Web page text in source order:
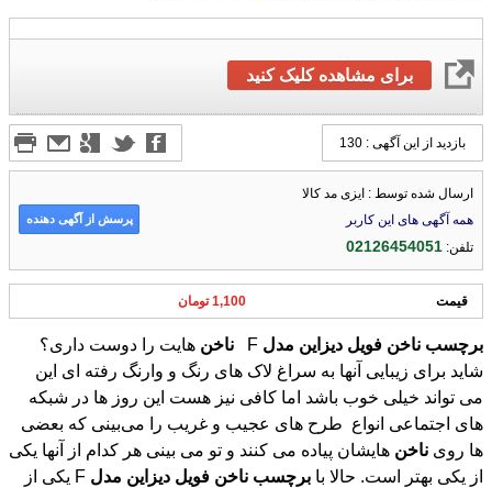
برای مشاهده کلیک کنید
بازدید از این آگهی : 130
ارسال شده توسط : ایزی مد کالا
همه آگهی های این کاربر
تلفن:02126454051
پرسش از آگهی دهنده
قیمت 1,100 تومان
برچسب ناخن فویل دیزاین مدل ناخن هایت را دوست داری؟
شاید برای زیبایی آنها به سراغ لاک های رنگ و وارنگ رفته ای این
می تواند خیلی خوب باشد اما کافی نیز هست این روز ها در شبکه
های اجتماعی انواع طرح های عجیب و غریب را می‌بینی که بعضی
ها روی ناخن هایشان پیاده می کنند و تو می بینی هر کدام از آنها یکی
از یکی بهتر است. حالا با برچسب ناخن فویل دیزاین مدل
F یکی از